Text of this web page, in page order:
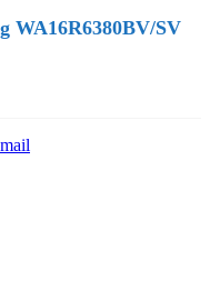
WA16R6380BV/SV